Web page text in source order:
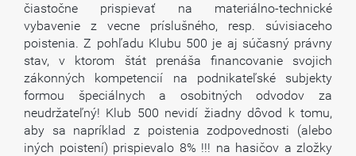
čiastočne prispievať na materiálno-technické
vybavenie z vecne príslušného, resp. súvisiaceho
poistenia. Z pohľadu Klubu 500 je aj súčasný právny
stav, v ktorom štát prenáša financovanie svojich
zákonných kompetencií na podnikateľské subjekty
formou špeciálnych a osobitných odvodov za
neudržateľný! Klub 500 nevidí žiadny dôvod k tomu,
aby sa napríklad z poistenia zodpovednosti (alebo
iných poistení) prispievalo 8% !!! na hasičov a zložky